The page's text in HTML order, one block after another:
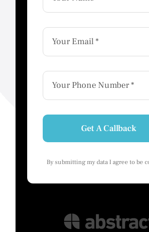
Get A Callback
By submitting my data I agree to be